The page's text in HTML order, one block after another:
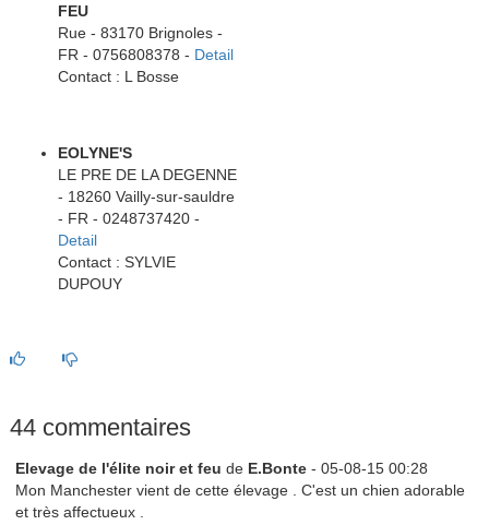
FEU
Rue - 83170 Brignoles -
FR - 0756808378 - Detail
Contact : L Bosse
EOLYNE'S
LE PRE DE LA DEGENNE
- 18260 Vailly-sur-sauldre
- FR - 0248737420 -
Detail
Contact : SYLVIE
DUPOUY
44 commentaires
Elevage de l'élite noir et feu de E.Bonte- 05-08-15 00:28
Mon Manchester vient de cette élevage . C'est un chien adorable
et très affectueux .